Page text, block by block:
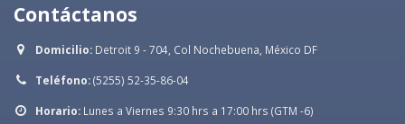
Contáctanos
Domicilio: Detroit 9 - 704, Col Nochebuena, México DF
Teléfono:(5255) 52-35-86-04
Horario: Lunes a Viernes 9:30 hrs a 17:00 hrs (GTM -6)